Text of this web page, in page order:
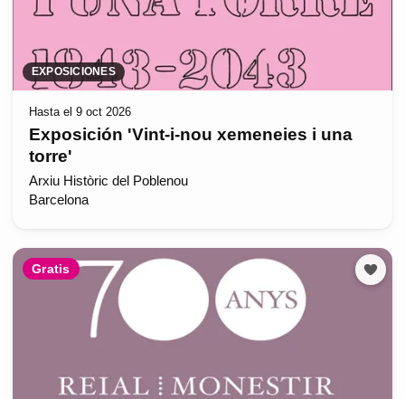
EXPOSICIONES
Hasta el 9 oct 2026
Exposición 'Vint-i-nou xemeneies i una
torre'
Arxiu Històric del Poblenou
Barcelona
Gratis